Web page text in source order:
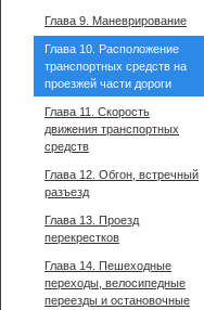
Глава 9. Маневрирование
Глава 10. Расположение
транспортных средств на
проезжей части дороги
Глава 11. Скорость
движения транспортных
средств
Глава 12. Обгон, встречный
разъезд
Глава 13. Проезд
перекрестков
Глава 14. Пешеходные
переходы, велосипедные
переезды и остановочные